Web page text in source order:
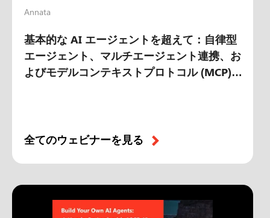
Annata
基本的な AI エージェントを超えて：自律型
エージェント、マルチエージェント連携、お
よびモデルコンテキストプロトコル (MCP)
全てのウェビナーを見る